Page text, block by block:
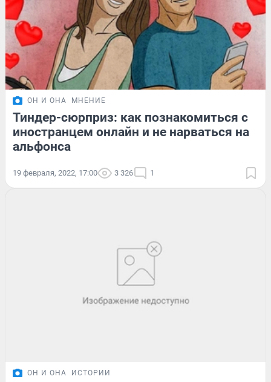
ОН И ОНА МНЕНИЕ
Тиндер-сюрприз: как познакомиться с
иностранцем онлайн и не нарваться на
альфонса
19 февраля, 2022, 17:00 3 326 1
ОН И ОНА ИСТОРИИ